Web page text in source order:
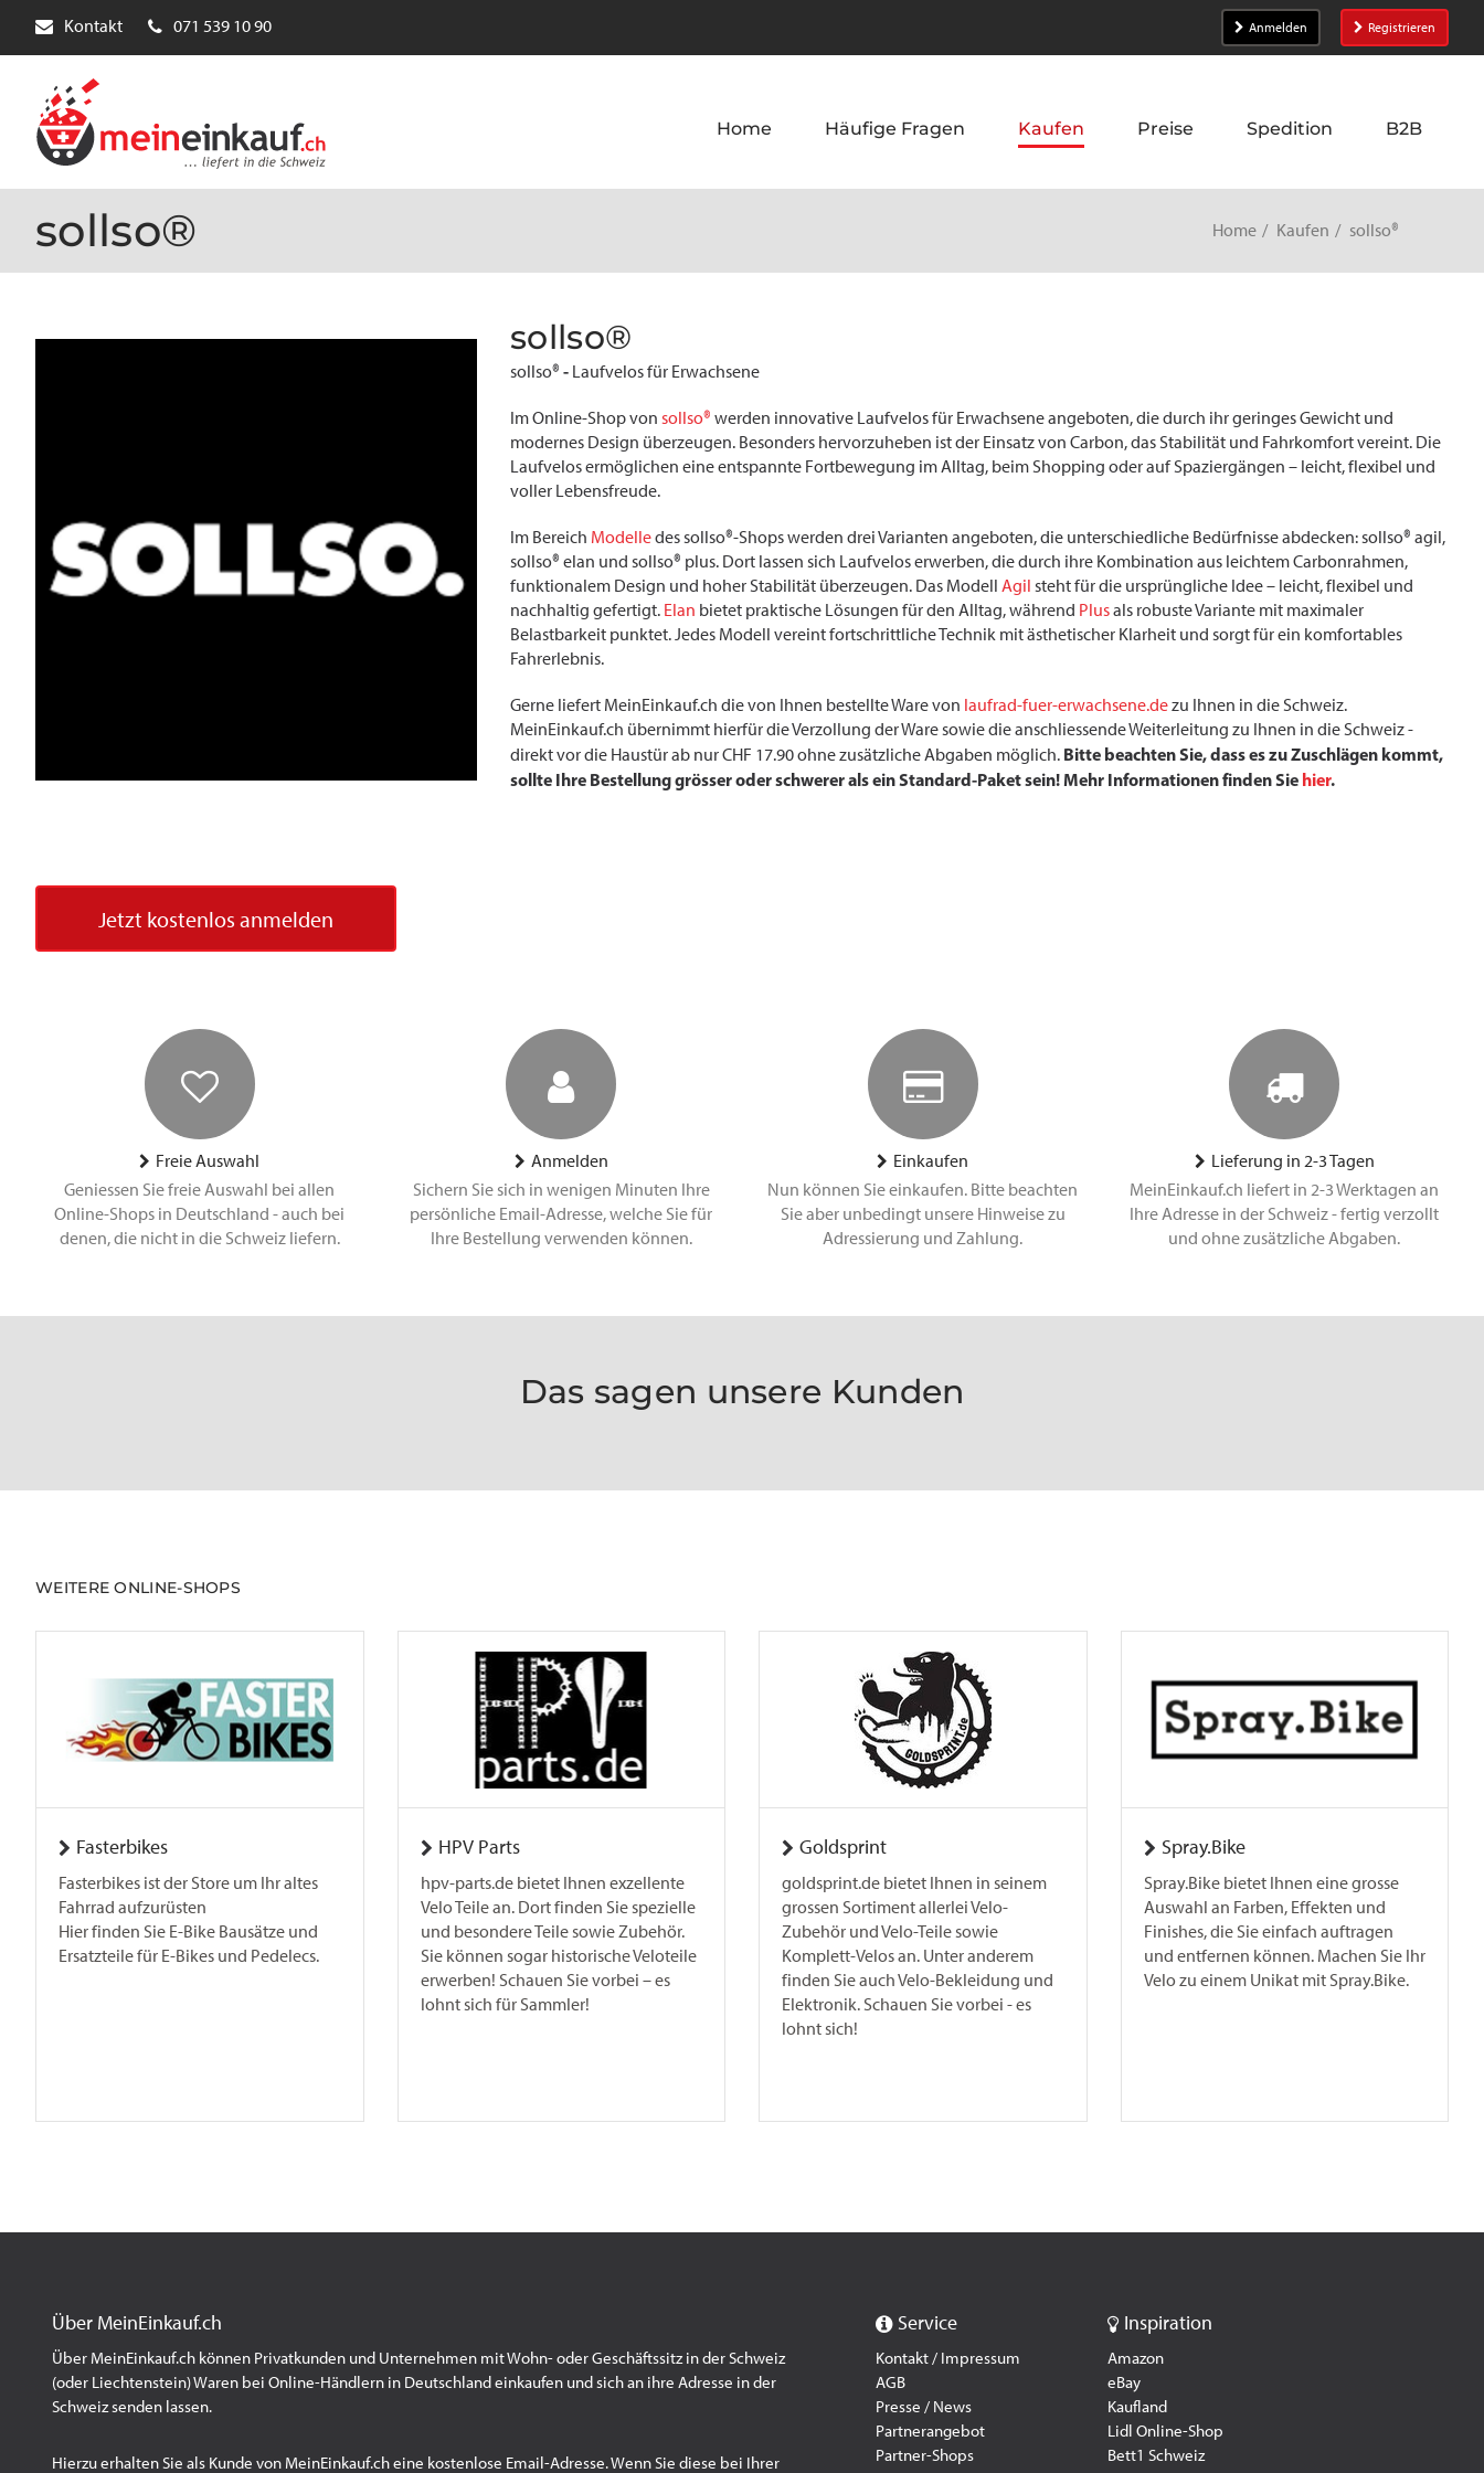
Kontakt 071 539 10 90 Anmelden Registrieren
Home Häufige Fragen Kaufen Preise Spedition B2B
sollso® Home Kaufen sollso®
sollso®
sollso® - Laufvelos für Erwachsene
Im Online-Shop von sollso® werden innovative Laufvelos für Erwachsene angeboten, die durch ihr geringes Gewicht und
modernes Design überzeugen. Besonders hervorzuheben ist der Einsatz von Carbon, das Stabilität und Fahrkomfort vereint. Die
Laufvelos ermöglichen eine entspannte Fortbewegung im Alltag, beim Shopping oder auf Spaziergängen – leicht, flexibel und
voller Lebensfreude.
Im Bereich Modelledes sollso®-Shops werden drei Varianten angeboten, die unterschiedliche Bedürfnisse abdecken: sollso® agil,
sollso® elan und sollso® plus. Dort lassen sich Laufvelos erwerben, die durch ihre Kombination aus leichtem Carbonrahmen,
funktionalem Design und hoher Stabilität überzeugen. Das Modell Agil steht für die ursprüngliche Idee – leicht, flexibel und
nachhaltig gefertigt. Elan bietet praktische Lösungen für den Alltag, während Plusals robuste Variante mit maximaler
Belastbarkeit punktet. Jedes Modell vereint fortschrittliche Technik mit ästhetischer Klarheit und sorgt für ein komfortables
Fahrerlebnis.
Gerne liefert MeinEinkauf.ch die von Ihnen bestellte Ware von laufrad-fuer-erwachsene.dezu Ihnen in die Schweiz.
MeinEinkauf.ch übernimmt hierfür die Verzollung der Ware sowie die anschliessende Weiterleitung zu Ihnen in die Schweiz -
direkt vor die Haustür ab nur CHF 17.90 ohne zusätzliche Abgaben möglich. Bitte beachten Sie, dass es zu Zuschlägen kommt,
sollte Ihre Bestellung grösser oder schwerer als ein Standard-Paket sein! Mehr Informationen finden Sie hier.
Jetzt kostenlos anmelden
Freie Auswahl
Geniessen Sie freie Auswahl bei allen
Online-Shops in Deutschland - auch bei
denen, die nicht in die Schweiz liefern.
Anmelden
Sichern Sie sich in wenigen Minuten Ihre
persönliche Email-Adresse, welche Sie für
Ihre Bestellung verwenden können.
Einkaufen
Nun können Sie einkaufen. Bitte beachten
Sie aber unbedingt unsere Hinweise zu
Adressierung und Zahlung.
Lieferung in 2-3 Tagen
MeinEinkauf.ch liefert in 2-3 Werktagen an
Ihre Adresse in der Schweiz - fertig verzollt
und ohne zusätzliche Abgaben.
Das sagen unsere Kunden
WEITERE ONLINE-SHOPS
Fasterbikes
Fasterbikes ist der Store um Ihr altes
Fahrrad aufzurüsten
Hier finden Sie E-Bike Bausätze und
Ersatzteile für E-Bikes und Pedelecs.
HPV Parts
hpv-parts.de bietet Ihnen exzellente
Velo Teile an. Dort finden Sie spezielle
und besondere Teile sowie Zubehör.
Sie können sogar historische Veloteile
erwerben! Schauen Sie vorbei – es
lohnt sich für Sammler!
Goldsprint
goldsprint.de bietet Ihnen in seinem
grossen Sortiment allerlei Velo-
Zubehör und Velo-Teile sowie
Komplett-Velos an. Unter anderem
finden Sie auch Velo-Bekleidung und
Elektronik. Schauen Sie vorbei - es
lohnt sich!
Spray.Bike
Spray.Bike bietet Ihnen eine grosse
Auswahl an Farben, Effekten und
Finishes, die Sie einfach auftragen
und entfernen können. Machen Sie Ihr
Velo zu einem Unikat mit Spray.Bike.
Über MeinEinkauf.ch
Über MeinEinkauf.ch können Privatkunden und Unternehmen mit Wohn- oder Geschäftssitz in der Schweiz
(oder Liechtenstein) Waren bei Online-Händlern in Deutschland einkaufen und sich an ihre Adresse in der
Schweiz senden lassen.
Hierzu erhalten Sie als Kunde von MeinEinkauf.ch eine kostenlose Email-Adresse. Wenn Sie diese bei Ihrer
Service
Kontakt / Impressum
AGB
Presse / News
Partnerangebot
Partner-Shops
Inspiration
Amazon
eBay
Kaufland
Lidl Online-Shop
Bett1 Schweiz